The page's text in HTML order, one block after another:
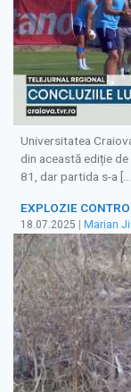
Universitatea
din această ediție
81, dar partida s-a
EXPLOZIE
18.07.2025 Marian